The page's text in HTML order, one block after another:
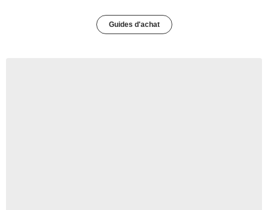
Guides d'achat